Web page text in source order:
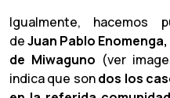
Igualmente, hacemos
deJuan Pablo
de Miwaguno (ver
indica que sondos los